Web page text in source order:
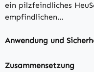
ein pilzfeindliches
empfindlichen…
Anwendung und
Zusammensetzung